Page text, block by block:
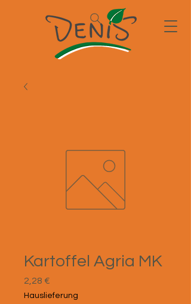
Kartoffel Agria MK
2,28 €
Hauslieferung